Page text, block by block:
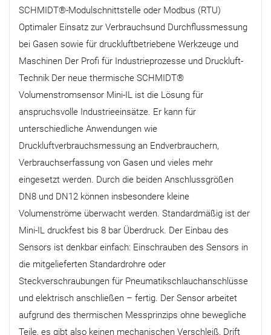
SCHMIDT®-Modulschnittstelle oder Modbus (RTU)
Optimaler Einsatz zur Verbrauchsund Durchflussmessung
bei Gasen sowie für druckluftbetriebene Werkzeuge und
Maschinen Der Profi für Industrieprozesse und Druckluft-
Technik Der neue thermische SCHMIDT®
Volumenstromsensor Mini-IL ist die Lösung für
anspruchsvolle Industrieeinsätze. Er kann für
unterschiedliche Anwendungen wie
Druckluftverbrauchsmessung an Endverbrauchern,
Verbrauchserfassung von Gasen und vieles mehr
eingesetzt werden. Durch die beiden Anschlussgrößen
DN8 und DN12 können insbesondere kleine
Volumenströme überwacht werden. Standardmäßig ist der
Mini-IL druckfest bis 8 bar Überdruck. Der Einbau des
Sensors ist denkbar einfach: Einschrauben des Sensors in
die mitgelieferten Standardrohre oder
Steckverschraubungen für Pneumatikschlauchanschlüsse
und elektrisch anschließen – fertig. Der Sensor arbeitet
aufgrund des thermischen Messprinzips ohne bewegliche
Teile, es gibt also keinen mechanischen Verschleiß, Drift